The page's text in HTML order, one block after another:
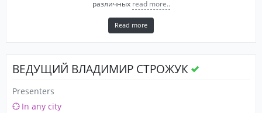
различных read more..
Read more
ВЕДУЩИЙ ВЛАДИМИР СТРОЖУК
Presenters
In any city